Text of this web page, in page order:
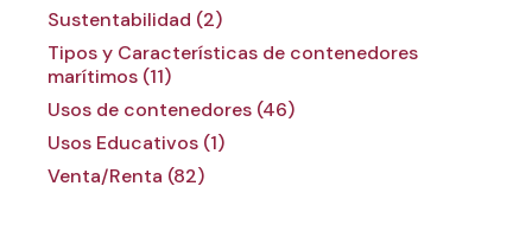
Sustentabilidad (2)
Tipos y Características de contenedores
marítimos (11)
Usos de contenedores (46)
Usos Educativos (1)
Venta/Renta (82)